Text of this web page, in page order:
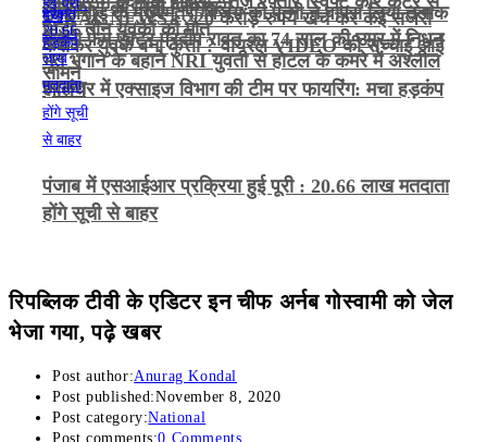
VIRAL NEWS : 220 करोड़ रुपये खर्च कर कई सर्जरी
कराकर युवक बना कुत्ता ? वायरल VIDEO की सच्चाई आई
सामने
भिड़ी, तीन युवकों की मौत
अधिकारी को मिली जिम्मेदारी
तमिलनाडु के मुख्यमंत्री विजय की पत्नी ने वापस लिया तलाक
केस
भूत भगाने के बहाने NRI युवती से होटल के कमरे में अश्लील
हरकत
गजनी फेम एक्टर प्रदीप रावत का 74 साल की उम्र में निधन
जालंधर में एक्साइज विभाग की टीम पर फायरिंग: मचा हड़कंप
पंजाब में एसआईआर प्रक्रिया हुई पूरी : 20.66 लाख मतदाता
होंगे सूची से बाहर
रिपब्लिक टीवी के एडिटर इन चीफ अर्नब गोस्वामी को जेल
भेजा गया, पढ़े खबर
Post author:Anurag Kondal
Post published:November 8, 2020
Post category:National
Post comments:0 Comments